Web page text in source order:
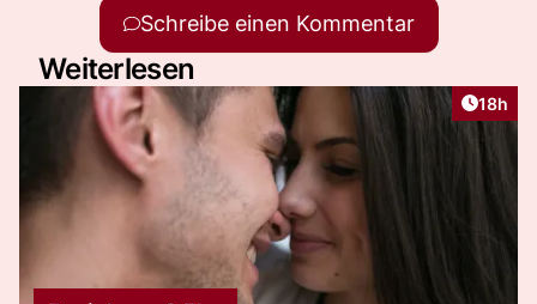
Schreibe einen Kommentar
Weiterlesen
Artikel
18h